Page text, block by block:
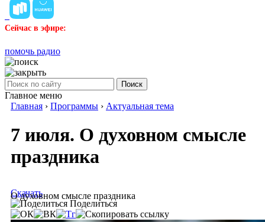
Сейчас в эфире:
помочь радио
Поиск
Главное меню
Главная › Программы › Актуальная тема
7 июля. О духовном смысле
праздника
О духовном смысле праздника
Скачать
Поделиться